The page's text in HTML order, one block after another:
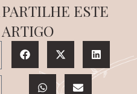
PARTILHE ESTE
ARTIGO